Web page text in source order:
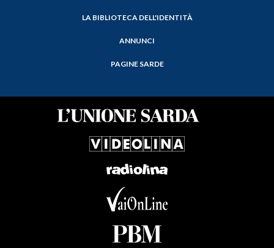
LA BIBLIOTECA DELL'IDENTITÀ
ANNUNCI
PAGINE SARDE